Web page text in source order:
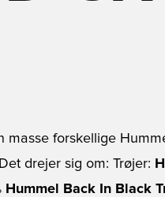
masse forskellige
drejer sig om: Trøjer:
Hummel Back In Black